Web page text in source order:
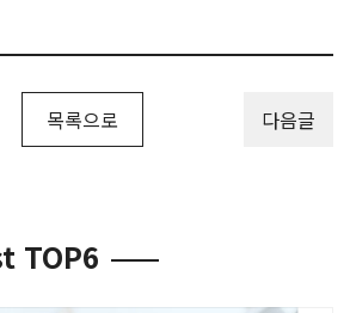
목록으로 다음글
TOP6